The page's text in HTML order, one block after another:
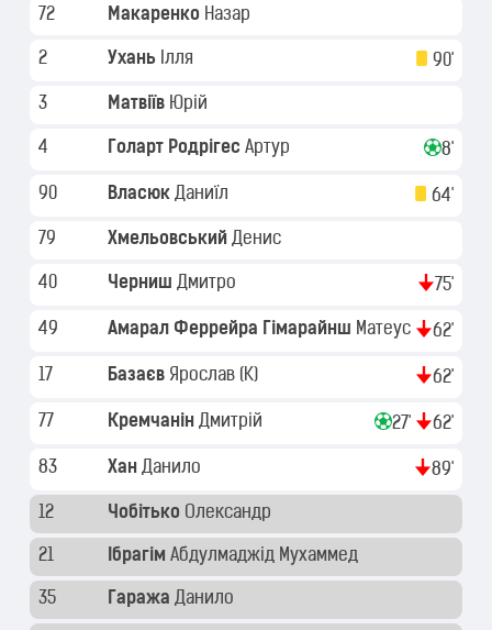
72 Макаренко Назар
2 Ухань Ілля 90'
3 Матвіїв Юрій
4 Голарт Родрігес Артур 8'
90 Власюк Даниїл 64'
79 Хмельовський Денис
40 Черниш Дмитро 75'
49 Амарал Феррейра Гімарайнш Матеус 62'
17 Базаєв Ярослав (K) 62'
77 Кремчанін Дмитрій 27' 62'
83 Хан Данило 89'
12 Чобітько Олександр
21 Ібрагім Абдулмаджід Мухаммед
35 Гаража Данило